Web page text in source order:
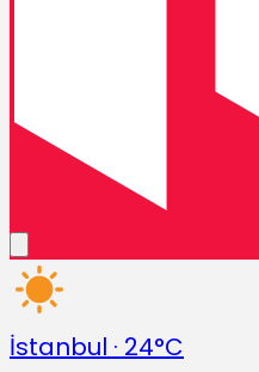
İstanbul · 24°C